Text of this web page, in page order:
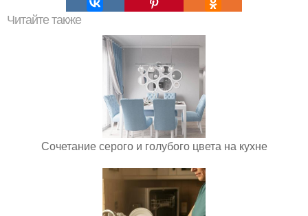
Читайте также
Сочетание серого и голубого цвета на кухне